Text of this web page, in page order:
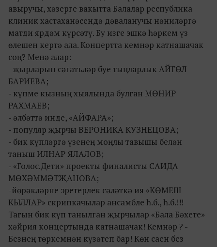
авыручы, хәзерге вакытта Балалар республика
клиник хастаханәсендә дәваланучы нәниләргә
матди ярдәм күрсәтү. Бу изге эшкә һәркем үз
өлешен кертә ала. Концертта кемнәр катнашачак
соң? Менә алар:
- җырларын сәгатьләр буе тыңларлык АЙГӨЛ
БАРИЕВА;
- күпме кызның хыялында булган МӨНИР
РАХМАЕВ;
- әлбәттә инде, «АЙФАРА»;
- популяр җырчы ВЕРОНИКА КУЗНЕЦОВА;
- бик күпләргә үзенең моңлы тавышы белән
таныш ИЛНАР ЯЛАЛОВ;
- «Голос.Дети» проекты финалисты САИДА
МӨХӘММӘТҖАНОВА;
-йөрәкләрне эретерлек сәләткә ия «КӨМЕШ
КЫЛЛАР» скрипкачылар ансамбле һ.б., һ.б.!!!
Тагын бик күп танылган җырчылар «Бала Бәхете»
хәйрия концертында катнашачак! Кемнәр ? -
Безнең төркемнән күзәтеп бар! Көн саен без